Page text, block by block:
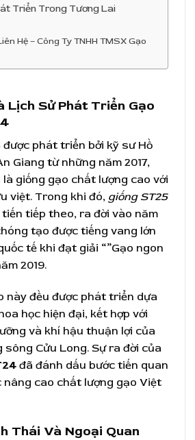
Triển Trong Tương Lai
Hệ – Công Ty TNHH TMSX Gạo
Lịch Sử Phát Triển Gạo
được phát triển bởi kỹ sư Hồ
Giang từ những năm 2017,
giống gạo chất lượng cao với
việt. Trong khi đó, giống ST25
tiếp theo, ra đời vào năm
tạo được tiếng vang lớn
tế khi đạt giải “”Gạo ngon
2019.
này đều được phát triển dựa
học hiện đại, kết hợp với
và khí hậu thuận lợi của
Cửu Long. Sự ra đời của
đã đánh dấu bước tiến quan
cao chất lượng gạo Việt
Thái Và Ngoại Quan